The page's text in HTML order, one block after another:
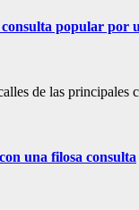
consulta popular
de las
una filosa consulta